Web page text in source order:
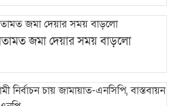
জমা দেয়ার সময় বাড়লো